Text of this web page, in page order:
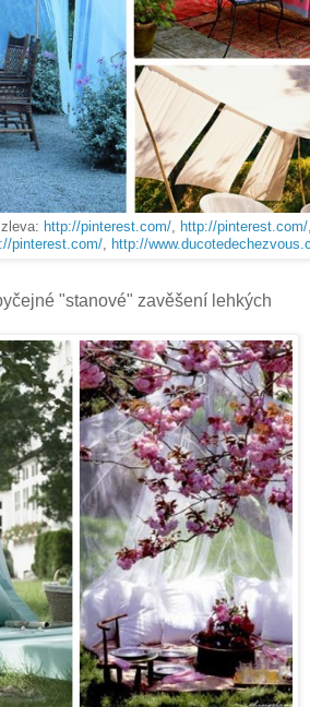
http://pinterest.com/ http://pinterest.com/
pinterest.com/ http://
"stanové" zavěšení lehkých